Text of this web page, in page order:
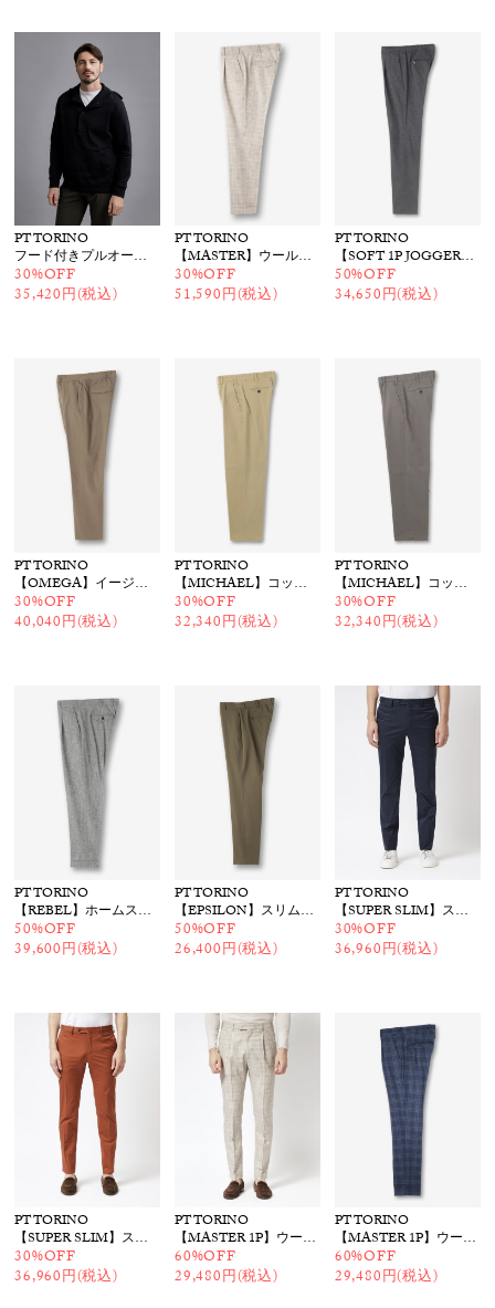
PT TORINO
フード付きプルオーバー
30%OFF
35,420円(税込)
PT TORINO
【MASTER】ウールチェックパンツ
30%OFF
51,590円(税込)
PT TORINO
【SOFT 1P JOGGER】イージーパンツ
50%OFF
34,650円(税込)
PT TORINO
【OMEGA】イージーパンツ
30%OFF
40,040円(税込)
PT TORINO
【MICHAEL】コットンストレッチパンツ
30%OFF
32,340円(税込)
PT TORINO
【MICHAEL】コットンストレッチパンツ
30%OFF
32,340円(税込)
PT TORINO
【REBEL】ホームスパンパンツ
50%OFF
39,600円(税込)
PT TORINO
【EPSILON】スリムテーパードパンツ
50%OFF
26,400円(税込)
PT TORINO
【SUPER SLIM】ストレッチパンツ
30%OFF
36,960円(税込)
PT TORINO
【SUPER SLIM】ストレッチパンツ
30%OFF
36,960円(税込)
PT TORINO
【MASTER 1P】ウールチェックパンツ
60%OFF
29,480円(税込)
PT TORINO
【MASTER 1P】ウールチェックパンツ
60%OFF
29,480円(税込)